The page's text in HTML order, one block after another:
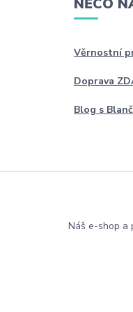
NĚCO
Věrnostní
Doprava
Blog s
Náš e-shop a